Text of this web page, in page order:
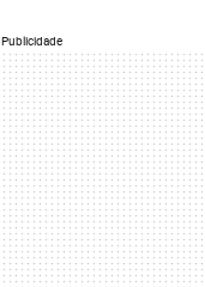
Publicidade